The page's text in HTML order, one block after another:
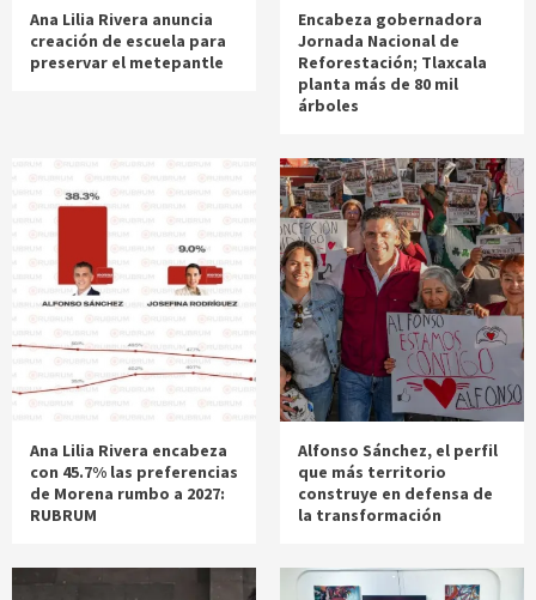
Ana Lilia Rivera anuncia
creación de escuela para
preservar el metepantle
Encabeza gobernadora
Jornada Nacional de
Reforestación; Tlaxcala
planta más de 80 mil
árboles
Ana Lilia Rivera encabeza
con 45.7% las preferencias
de Morena rumbo a 2027:
RUBRUM
Alfonso Sánchez, el perfil
que más territorio
construye en defensa de
la transformación